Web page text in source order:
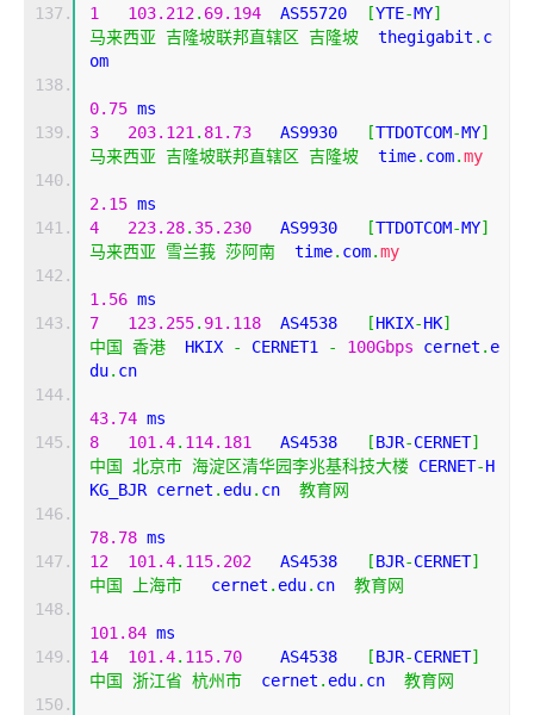
1
103.212. 69.194
  AS55720
[YTE-MY]
马来西亚 吉隆坡联邦直辖区 吉隆坡
  thegigabit
. c
om
0.75 ms
3
203.121 . 81.73
   AS9930
[TTDOTCOM-MY]
马来西亚 吉隆坡联邦直辖区 吉隆坡
  time
. com.my
2.15 ms
4
223.28. 35.230
   AS9930
[TTDOTCOM-MY]
马来西亚
雪兰莪 莎阿南
  time
. com.my
1.56 ms
7
123.255. 91.118
  AS4538
[HKIX-HK]
中国
香港
  HKIX
- CERNET1 - 100Gbps cernet . e
du. cn
43.74 ms
8
101.4. 114.181
   AS4538
[BJR-CERNET]
中国
北京市 海淀区清华园李兆基科技大楼 CERNET-H
KG_BJR cernet . edu. cn 教育网
78.78 ms
12
101.4. 115.202
   AS4538
[BJR-CERNET]
中国
上海市
   cernet
. edu. cn 教育网
101.84 ms
14
101.4. 115.70
    AS4538
[BJR-CERNET]
中国
浙江省 杭州市
  cernet
. edu. cn 教育网